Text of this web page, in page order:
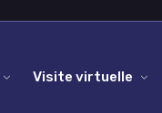
Visite virtuelle